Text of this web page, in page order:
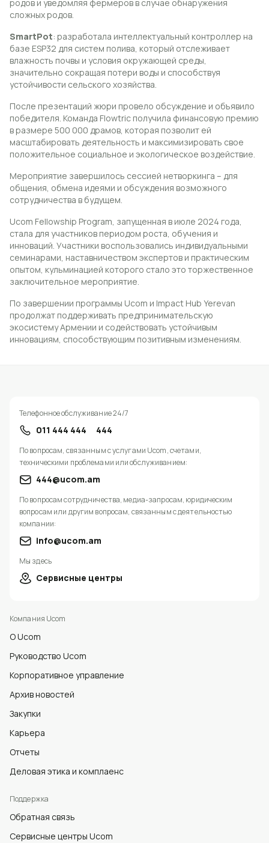
родов и уведомляя фермеров в случае обнаружения
сложных родов.
SmartPot: разработала интеллектуальный контроллер на
базе ESP32 для систем полива, который отслеживает
влажность почвы и условия окружающей среды,
значительно сокращая потери воды и способствуя
устойчивости сельского хозяйства.
После презентаций жюри провело обсуждение и объявило
победителя. Команда Flowtric получила финансовую премию
в размере 500 000 драмов, которая позволит ей
масштабировать деятельность и максимизировать свое
положительное социальное и экологическое воздействие.
Мероприятие завершилось сессией нетворкинга – для
общения, обмена идеями и обсуждения возможного
сотрудничества в будущем.
Ucom Fellowship Program, запущенная в июле 2024 года,
стала для участников периодом роста, обучения и
инноваций. Участники воспользовались индивидуальными
семинарами, наставничеством экспертов и практическим
опытом, кульминацией которого стало это торжественное
заключительное мероприятие.
По завершении программы Ucom и Impact Hub Yerevan
продолжат поддерживать предпринимательскую
экосистему Армении и содействовать устойчивым
инновациям, способствующим позитивным изменениям.
Компания Ucom
О Ucom
Руководство Ucom
Корпоративное управление
Архив новостей
Закупки
Карьера
Отчеты
Деловая этика и комплаенс
Поддержка
Обратная связь
Сервисные центры Ucom
Телефонное обслуживание 24/7
011 444 444 444
По вопросам, связанным с услугами Ucom, счетами,
техническими проблемами или обслуживанием:
444@ucom.am
По вопросам сотрудничества, медиа-запросам, юридическим
вопросам или другим вопросам, связанным с деятельностью
компании:
info@ucom.am
Мы здесь
Сервисные центры